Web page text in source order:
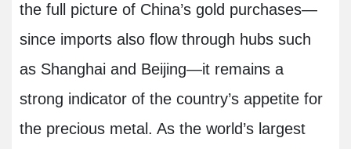
the full picture of China’s gold purchases—
since imports also flow through hubs such
as Shanghai and Beijing—it remains a
strong indicator of the country’s appetite for
the precious metal. As the world’s largest